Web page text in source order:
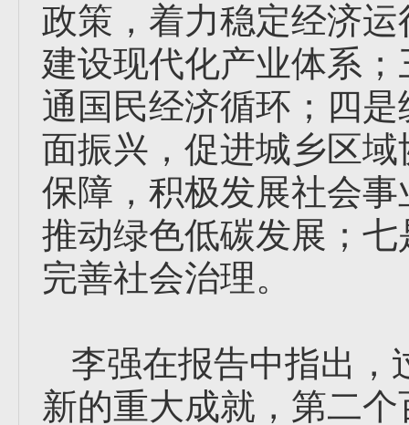
政策，着力稳定经济
建设现代化产业体系
通国民经济循环；四
面振兴，促进城乡区
保障，积极发展社会
推动绿色低碳发展；
完善社会治理。
李强在报告中指出，
新的重大成就，第二